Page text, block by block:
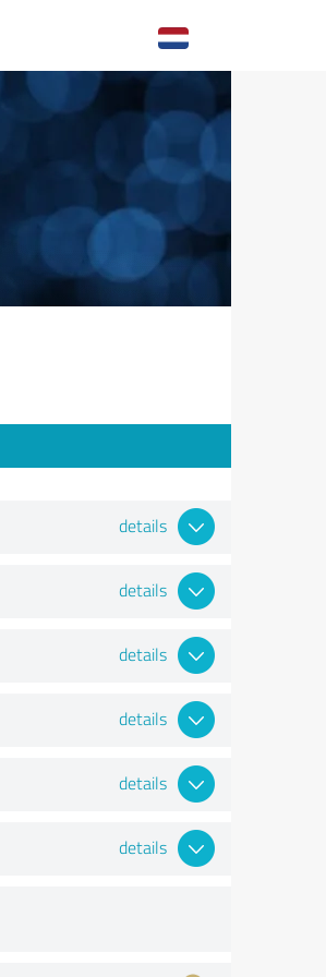
details
details
details
details
details
details